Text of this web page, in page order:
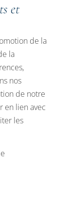
et
de la
la
nos
de notre
en lien avec
les